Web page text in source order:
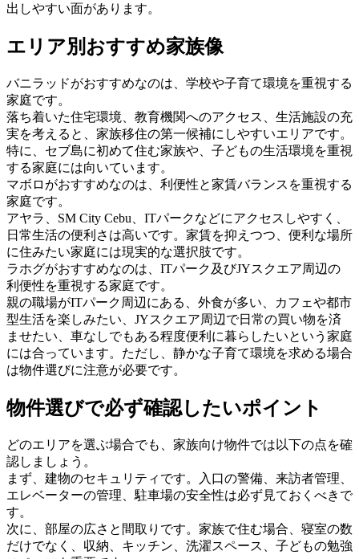
出しやすい面があります。
エリア別おすすめ家族像
バニラッドがおすすめなのは、学校や子育て環境を重視する
家庭です。
落ち着いた住宅環境、教育機関へのアクセス、生活施設の充
実を考えると、家族移住の第一候補にしやすいエリアです。
特に、セブ島に初めて住む家族や、子どもの生活環境を重視
する家庭には向いています。
マボロがおすすめなのは、利便性と家賃バランスを重視する
家庭です。
アヤラ、SM City Cebu、ITパークなどにアクセスしやすく、
日常生活の便利さは高いです。家賃を抑えつつ、便利な場所
に住みたい家庭には現実的な選択肢です。
ラホグがおすすめなのは、ITパーク及びJYスクエア周辺の
利便性を重視する家庭です。
親の職場がITパーク周辺にある、外食が多い、カフェや都市
型生活を楽しみたい、JYスクエア周辺で日常の買い物を済
ませたい、車なしでもある程度便利に暮らしたいという家庭
には合っています。ただし、静かな子育て環境を求める場合
は物件選びに注意が必要です。
物件選びで必ず確認したいポイント
どのエリアを選ぶ場合でも、家族向け物件では以下の点を確
認しましょう。
まず、建物のセキュリティです。入口の警備、来訪者管理、
エレベーターの管理、駐車場の安全性は必ず見ておくべきで
す。
次に、部屋の広さと間取りです。家族で住む場合、寝室の数
だけでなく、収納、キッチン、洗濯スペース、子どもの勉強